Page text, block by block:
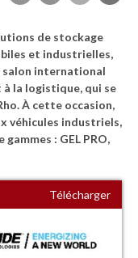
de stockage
et industrielles,
salon international
la logistique, qui se
À cette occasion,
véhicules industriels,
: GEL PRO,
Télécharger